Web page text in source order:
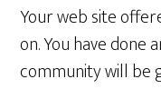
Your web site
on. You have done
community will be